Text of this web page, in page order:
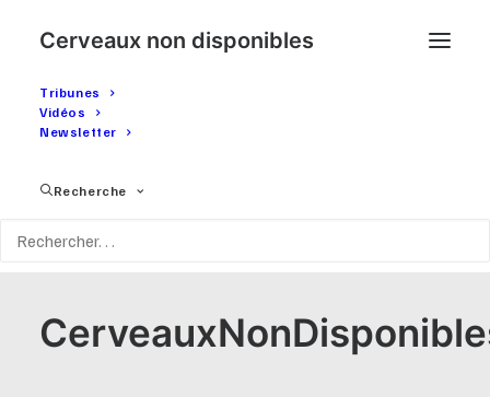
Cerveaux non disponibles
Tribunes
Vidéos
Newsletter
Recherche